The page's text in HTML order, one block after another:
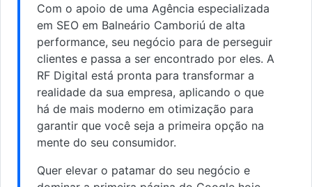
Com o apoio de uma Agência especializada
em SEO em Balneário Camboriú de alta
performance, seu negócio para de perseguir
clientes e passa a ser encontrado por eles. A
RF Digital está pronta para transformar a
realidade da sua empresa, aplicando o que
há de mais moderno em otimização para
garantir que você seja a primeira opção na
mente do seu consumidor.
Quer elevar o patamar do seu negócio e